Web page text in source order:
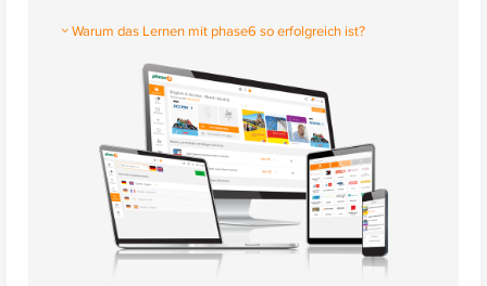
Warum das Lernen mit phase6 so erfolgreich ist?